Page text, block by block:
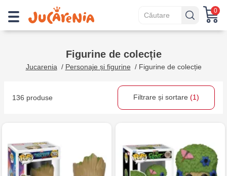
0
Figurine de colecție
Jucarenia / Personaje și figurine / Figurine de colecție
136 produse Filtrare și sortare (1)